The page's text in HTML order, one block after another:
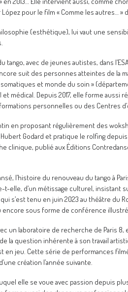
pour le film « Comme les autres… »
(esthétique), lui vaut une
avec de jeunes autistes, dans
suit des personnes atteintes de
et monde du soin »
médical. Depuis 2017, elle forme
personnelles ou des Centres
en proposant régulièrement des
Godard et pratique le rolfing
clinique, publié aux Éditions
l’histoire du renouveau du tango à
d’un métissage culturel, insistant
s’est tenu en juin 2023 au théâtre du
encore sous forme de conférence
un laboratoire de recherche de Paris
la question inhérente à son travail
jeu. Cette série de performances
création l’année suivante.
elle se voue avec passion depuis